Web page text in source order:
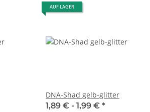
AUF LAGER
DNA-Shad gelb-glitter
1,89 € - 1,99 € *